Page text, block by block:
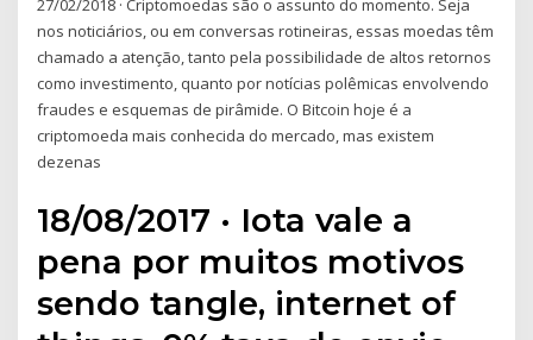
27/02/2018 · Criptomoedas são o assunto do momento. Seja
nos noticiários, ou em conversas rotineiras, essas moedas têm
chamado a atenção, tanto pela possibilidade de altos retornos
como investimento, quanto por notícias polêmicas envolvendo
fraudes e esquemas de pirâmide. O Bitcoin hoje é a
criptomoeda mais conhecida do mercado, mas existem
dezenas
18/08/2017 · Iota vale a
pena por muitos motivos
sendo tangle, internet of